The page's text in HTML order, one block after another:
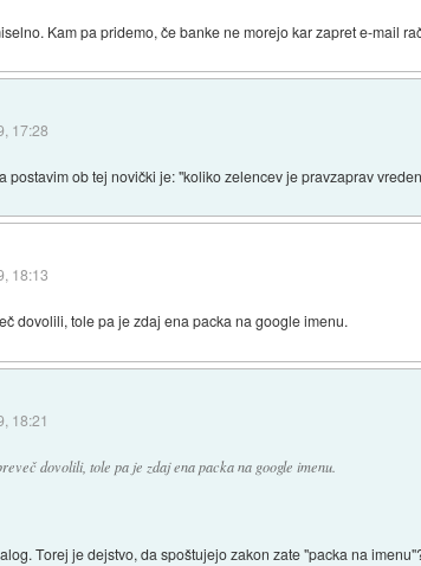
Kam pa pridemo, če banke ne morejo kar zapret e-mail
17:28
postavim ob tej novički je: "koliko zelencev je pravzaprav
18:13
dovolili, tole pa je zdaj ena packa na google imenu.
18:21
dovolili, tole pa je zdaj ena packa na google imenu.
Torej je dejstvo, da spoštujejo zakon zate "packa na